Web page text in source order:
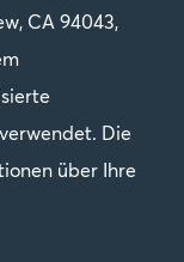
CA 94043,
Die
über Ihre